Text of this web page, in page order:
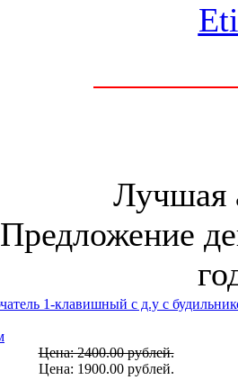
Лучшая
1-клавишный с д.у с
Цена: 2400.00 рублей.
Цена: 1900.00 рублей.